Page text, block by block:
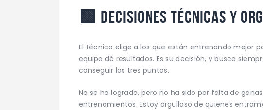
🟩 Decisiones técnicas y
El técnico elige a los que están entrenando mejor
equipo dé resultados. Es su decisión, y busca
conseguir los tres puntos.
No se ha logrado, pero no ha sido por falta de
entrenamientos. Estoy orgulloso de quienes